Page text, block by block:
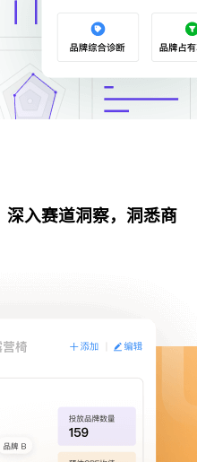
深入赛道洞察，洞悉商